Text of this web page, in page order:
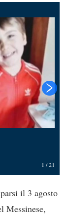
1 /21
il 3 agosto
Messinese,